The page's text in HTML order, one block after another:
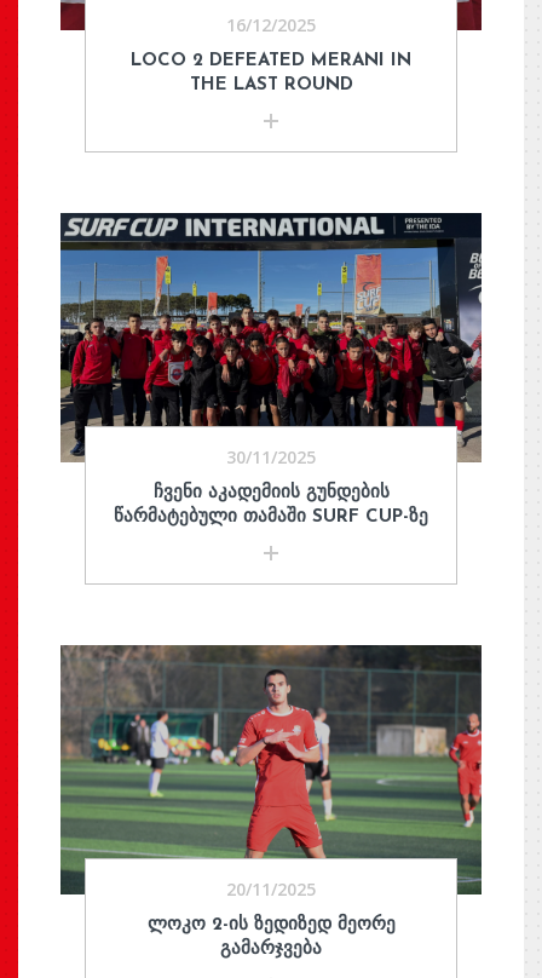
16/12/2025
LOCO 2 DEFEATED MERANI IN
THE LAST ROUND
30/11/2025
ᲩᲕᲔᲜᲘ ᲐᲙᲐᲓᲔᲛᲘᲘᲡ ᲒᲣᲜᲓᲔᲑᲘᲡ
ᲬᲐᲠᲛᲐᲢᲔᲑᲣᲚᲘ ᲗᲐᲛᲐᲨᲘ SURF CUP-ᲖᲔ
20/11/2025
ᲚᲝᲙᲝ 2-ᲘᲡ ᲖᲔᲓᲘᲖᲔᲓ ᲛᲔᲝᲠᲔ
ᲒᲐᲛᲐᲠᲯᲕᲔᲑᲐ